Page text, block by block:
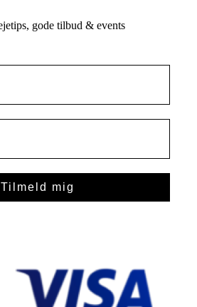
gode tilbud & events
Tilmeld mig